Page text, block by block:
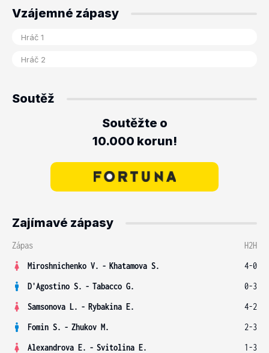
Vzájemné zápasy
Soutěž
Soutěžte o
10.000 korun!
Zajímavé zápasy
Zápas
H2H
Miroshnichenko V. - Khatamova S.
4-0
D'Agostino S. - Tabacco G.
0-3
Samsonova L. - Rybakina E.
4-2
Fomin S. - Zhukov M.
2-3
Alexandrova E. - Svitolina E.
1-3